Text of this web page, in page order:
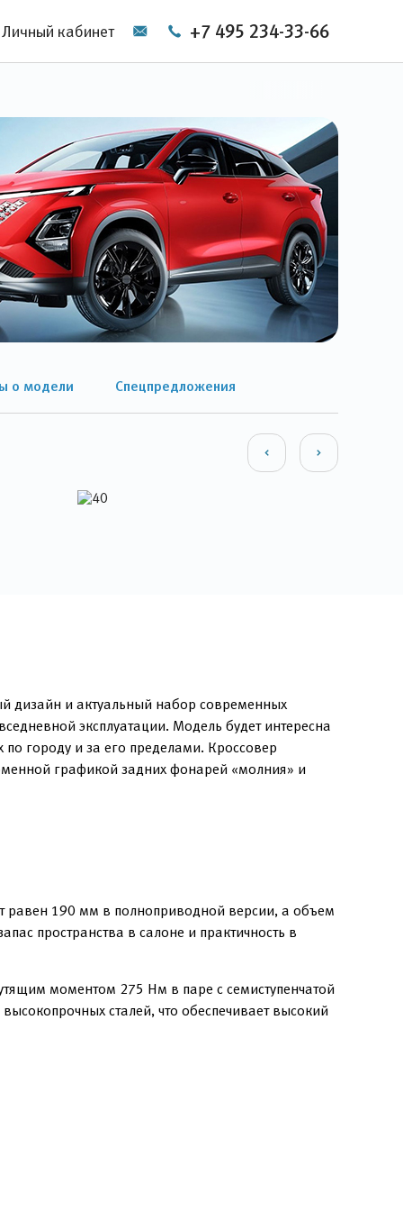
Личный кабинет +7 495 234-33-66
о модели Спецпредложения
дизайн и актуальный набор современных
эксплуатации. Модель будет интересна
городу и за его пределами. Кроссовер
графикой задних фонарей «молния» и
равен 190 мм в полноприводной версии, а объем
пространства в салоне и практичность в
моментом 275 Нм в паре с семиступенчатой
сталей, что обеспечивает высокий